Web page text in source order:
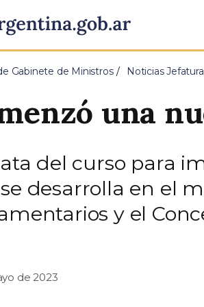
Gabinete de Ministros Noticias
una
del curso para
desarrolla en el
y el
de 2023